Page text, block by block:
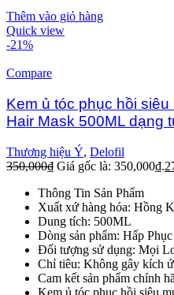
Thêm vào giỏ hàng
Quick view
-21%
Compare
Kem ủ tóc phục hồi
Hair Mask 500ML dạng
Thương hiệu Ý, Delofil
350,000₫ Giá gốc là: 350,000₫.
Thông Tin Sản Phẩm
Xuất xứ hàng hóa: Hồng
Dung tích: 500ML
Dòng sản phẩm: Hấp
Đối tượng sử dụng: Mọi
Chỉ tiêu: Không gây kích
Cam kết sản phẩm chính
Kem ủ tóc phục hồi siêu